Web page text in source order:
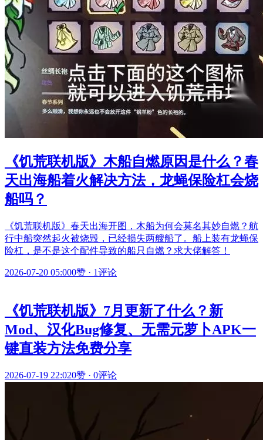
《饥荒联机版》木船自燃原因是什么？春
天出海船着火解决方法，龙蝇保险杠会烧
船吗？
《饥荒联机版》春天出海开图，木船为何会莫名其妙自燃？航
行中船突然起火被烧毁，已经损失两艘船了。船上装有龙蝇保
险杠，是不是这个配件导致的船只自燃？求大佬解答！
2026-07-20 05:000赞 · 1评论
《饥荒联机版》7月更新了什么？新
Mod、汉化Bug修复、无需元萝卜APK一
键直装方法免费分享
2026-07-19 22:020赞 · 0评论